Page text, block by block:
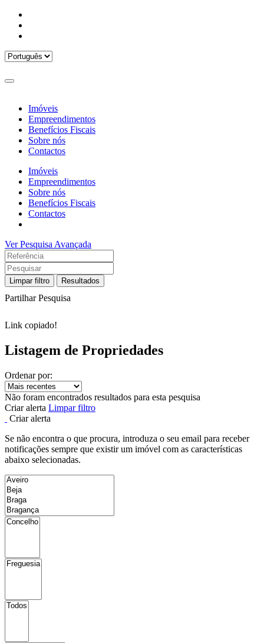
Imóveis
Empreendimentos
Benefícios Fiscais
Sobre nós
Contactos
Imóveis
Empreendimentos
Sobre nós
Benefícios Fiscais
Contactos
Ver Pesquisa Avançada
Limpar filtro Resultados
Partilhar Pesquisa
Link copiado!
Listagem de Propriedades
Ordenar por:
Não foram encontrados resultados para esta pesquisa
Criar alerta Limpar filtro
Criar alerta
Se não encontra o que procura, introduza o seu email para receber
notificações sempre que existir um imóvel com as características
abaixo selecionadas.